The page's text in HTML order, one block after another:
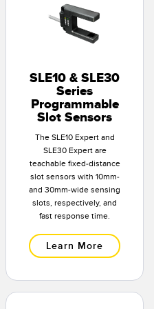
SLE10 & SLE30
Series
Programmable
Slot Sensors
The SLE10 Expert and
SLE30 Expert are
teachable fixed-distance
slot sensors with 10mm-
and 30mm-wide sensing
slots, respectively, and
fast response time.
Learn More